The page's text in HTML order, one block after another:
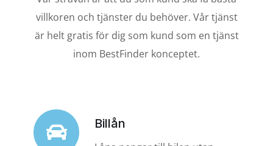
villkoren och tjänster du behöver. Vår tjänst
är helt gratis för dig som kund som en tjänst
inom BestFinder konceptet.
Billån